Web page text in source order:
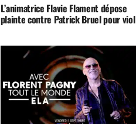
L’animatrice Flavie Flament dépose
plainte contre Patrick Bruel pour viol